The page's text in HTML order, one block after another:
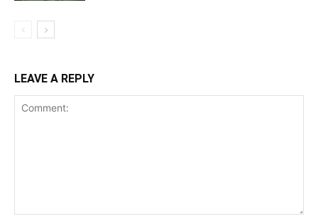
LEAVE A REPLY